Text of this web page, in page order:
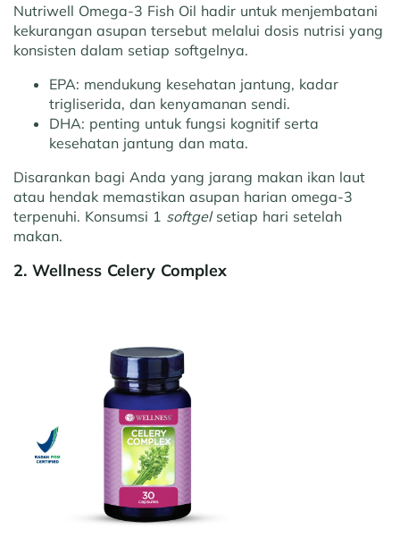
Nutriwell Omega-3 Fish Oil hadir untuk menjembatani
kekurangan asupan tersebut melalui dosis nutrisi yang
konsisten dalam setiap softgelnya.
EPA: mendukung kesehatan jantung, kadar
trigliserida, dan kenyamanan sendi.
DHA: penting untuk fungsi kognitif serta
kesehatan jantung dan mata.
Disarankan bagi Anda yang jarang makan ikan laut
atau hendak memastikan asupan harian omega-3
terpenuhi. Konsumsi 1 softgel setiap hari setelah
makan.
2. Wellness Celery Complex